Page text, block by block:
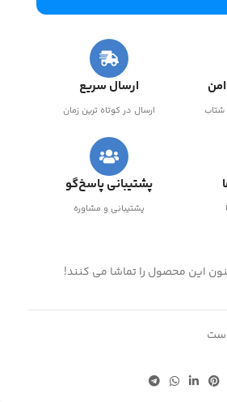
شتاب
ارسال سریع
ارسال در کوتاه ترین زمان
پشتیبانی پاسخ‌گو
پشتیبانی و مشاوره
این محصول را تماشا می کنند!